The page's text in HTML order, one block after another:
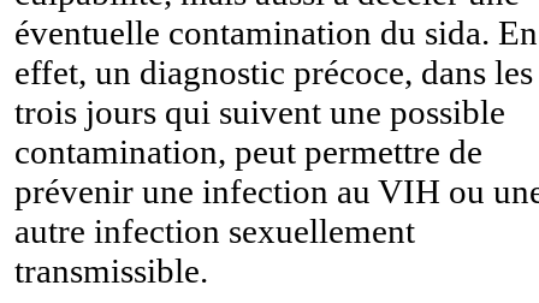
éventuelle contamination du sida. En
effet, un diagnostic précoce, dans les
trois jours qui suivent une possible
contamination, peut permettre de
prévenir une infection au VIH ou
autre infection sexuellement
transmissible.